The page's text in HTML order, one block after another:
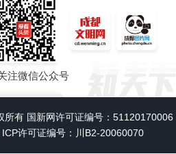
注微信公众号
有 国新网许可证编号：51120170006
ICP许可证编号：川B2-20060070